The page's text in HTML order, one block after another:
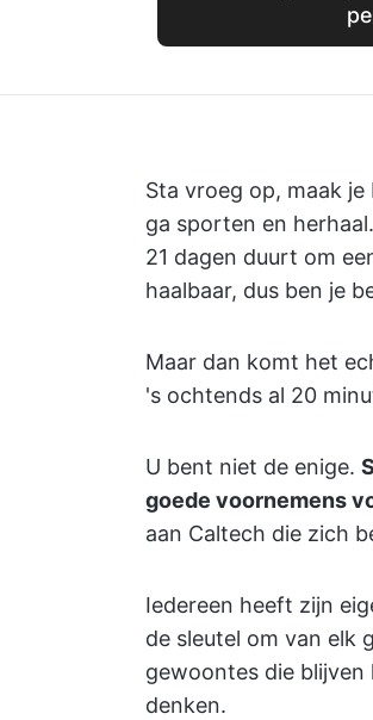
Sta vroeg op, maak
ga sporten en
21 dagen duurt om
haalbaar, dus ben je
Maar dan komt het
's ochtends al 20
U bent niet de enige.
goede voornemens
aan Caltech die zich
Iedereen heeft zijn
de sleutel om van elk
gewoontes die blijven
denken.